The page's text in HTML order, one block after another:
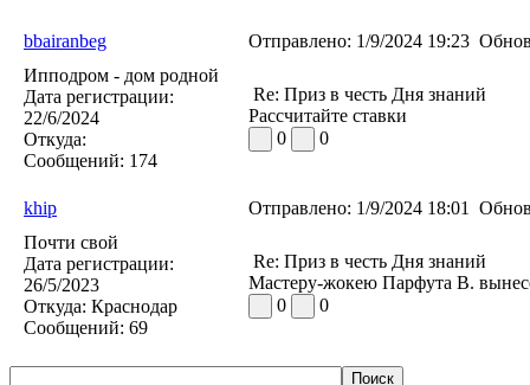
bbairanbeg Отправлено: 1/9/2024 19:23
Ипподром - дом родной
Дата регистрации:
22/6/2024
Откуда:
Сообщений: 174
Re: Приз в честь Дня знаний
Рассчитайте ставки
0
0
khip Отправлено: 1/9/2024 18:01
Почти свой
Дата регистрации:
26/5/2023
Откуда: Краснодар
Сообщений: 69
Re: Приз в честь Дня знаний
Мастеру-жокею Парфута В.
0
0